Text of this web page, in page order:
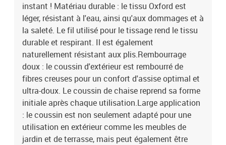
instant ! Matériau durable : le tissu Oxford est
léger, résistant à l'eau, ainsi qu'aux dommages et à
la saleté. Le fil utilisé pour le tissage rend le tissu
durable et respirant. Il est également
naturellement résistant aux plis.Rembourrage
doux : le coussin d'extérieur est rembourré de
fibres creuses pour un confort d'assise optimal et
ultra-doux. Le coussin de chaise reprend sa forme
initiale après chaque utilisation.Large application
: le coussin est non seulement adapté pour une
utilisation en extérieur comme les meubles de
jardin et de terrasse, mais peut également être